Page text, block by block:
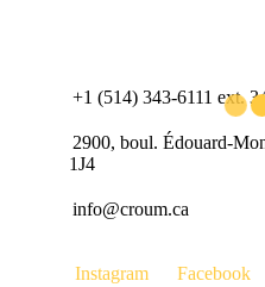
+1 (514) 343-6111 ext.
2900, boul. Édouard-
1J4
info@croum.ca
Instagram Facebook